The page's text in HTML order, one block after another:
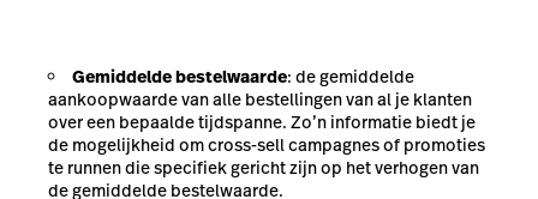
Gemiddelde bestelwaarde: de gemiddelde
aankoopwaarde van alle bestellingen van al je klanten
over een bepaalde tijdspanne. Zo’n informatie biedt je
de mogelijkheid om cross-sell campagnes of promoties
te runnen die specifiek gericht zijn op het verhogen van
de gemiddelde bestelwaarde.